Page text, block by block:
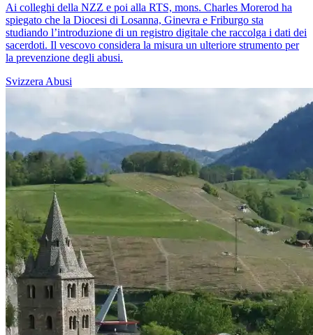
Ai colleghi della NZZ e poi alla RTS, mons. Charles Morerod ha
spiegato che la Diocesi di Losanna, Ginevra e Friburgo sta
studiando l’introduzione di un registro digitale che raccolga i dati dei
sacerdoti. Il vescovo considera la misura un ulteriore strumento per
la prevenzione degli abusi.
Svizzera Abusi